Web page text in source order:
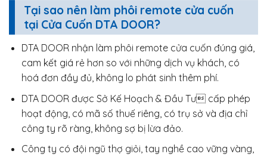
Tại sao nên làm phôi remote cửa cuốn
tại Cửa Cuốn DTA DOOR?
DTA DOOR nhận làm phôi remote cửa cuốn đúng giá,
cam kết giá rẻ hơn so với những dịch vụ khách, có
hoá đơn đầy đủ, không lo phát sinh thêm phí.
DTA DOOR được Sở Kế Hoạch & Đầu Tư cấp phép
hoạt động, có mã số thuế riêng, có trụ sở và địa chỉ
công ty rõ ràng, không sợ bị lừa đảo.
Công ty có đội ngũ thợ giỏi, tay nghề cao vững vàng,